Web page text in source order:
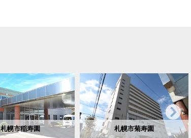
札幌市稲寿園 札幌市菊寿園